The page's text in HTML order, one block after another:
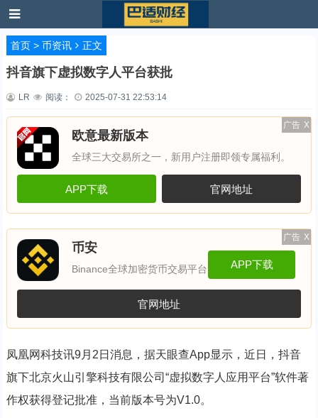
首页> 币资讯 正文
抖音旗下虚拟数字人平台获批
LR 阅读： 2025-07-31 22:53:14
广告 X
欧意最新版本
全球三大交易所之一，新用户注册即领专属福利。
APP下载 官网地址
广告 X
币安
Binance全球加密货币交易平台 APP下载
官网地址
凤凰网科技讯9月2日消息，据天眼查App显示，近日，抖音
旗下北京火山引擎科技有限公司“虚拟数字人应用平台”软件著
作权获得登记批准，当前版本号为V1.0。